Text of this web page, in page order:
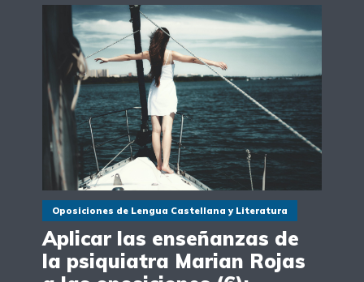
Oposiciones de Lengua Castellana y Literatura
Aplicar las enseñanzas de
la psiquiatra Marian Rojas